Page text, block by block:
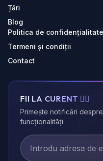
Țări
Blog
Politica de confidențialitate
Termeni și condiții
Contact
FII LA CURENT 🏃‍♂️
Primește notificări
funcționalități